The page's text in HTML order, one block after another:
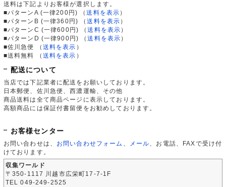
送料は下記よりお客様が選択します。
■パターンA (一律200円)
（送料を表示 ）
■パターンB (一律360円)
（送料を表示 ）
■パターンC (一律600円)
（送料を表示 ）
■パターンD (一律900円)
（送料を表示 ）
■佐川急便
（ 送料を表示 ）
■送料無料
（ 送料を表示 ）
配送について
当店では下記業者に配送をお願いしております。
日本郵便、佐川急便、西濃運輸、その他
商品送料は全て商品ページに表示しております。
高額商品には保証付書留便をお勧めしております。
お客様センター
お問い合わせは、 お問い合わせフォーム メール 、お電話、FAXで受け付
けております。
収集ワールド
〒350-1117 川越市広栄町17-7-1F
TEL 049-249-2525